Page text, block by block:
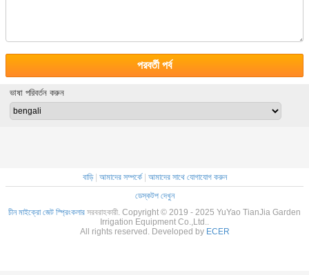
পরবর্তী পর্ব
ভাষা পরিবর্তন করুন
বাড়ি| আমাদের সম্পর্কে| আমাদের সাথে যোগাযোগ করুন
ডেস্কটপ দেখুন
চীন মাইক্রো জেট স্প্রিংকলার সরবরাহকারী. Copyright © 2019 - 2025 YuYao TianJia Garden
Irrigation Equipment Co.,Ltd..
All rights reserved. Developed by ECER